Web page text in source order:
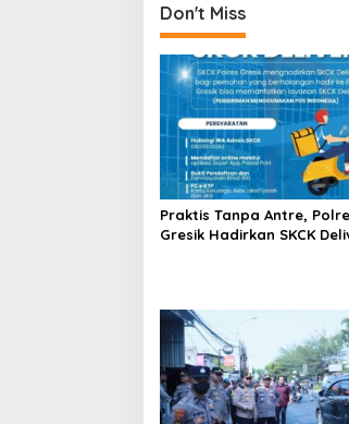
n
a
v
i
g
a
t
i
n
Don't Miss
Praktis Tanpa Antre,
Gresik Hadirkan SKCK